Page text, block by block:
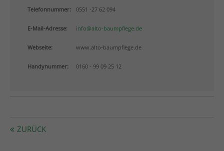
Aenean commodo ligula eget dolor. Aenean massa.
parturient montes, nascetur ridiculus mus. Donec
Telefonnummer: 0551 -27 62 094
E-Mail-Adresse: info@alto-baumpflege.de
Webseite: www.alto-baumpflege.de
Handynummer: 0160 - 99 09 25 12
ZURÜCK